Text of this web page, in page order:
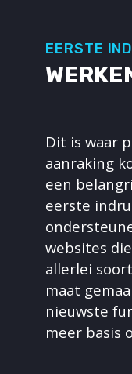
EERSTE
Dit is waar
aanraking
een
eerste
websites
allerlei
maat
nieuwste
meer basis